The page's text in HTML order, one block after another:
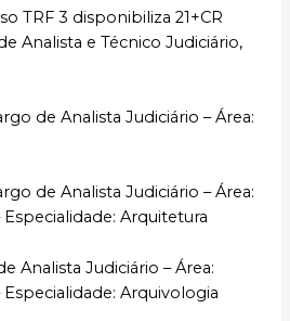
TRF 3 disponibiliza 21+CR
Analista e Técnico Judiciário,
de Analista Judiciário – Área:
de Analista Judiciário – Área:
Arquitetura
Analista Judiciário – Área:
Arquivologia